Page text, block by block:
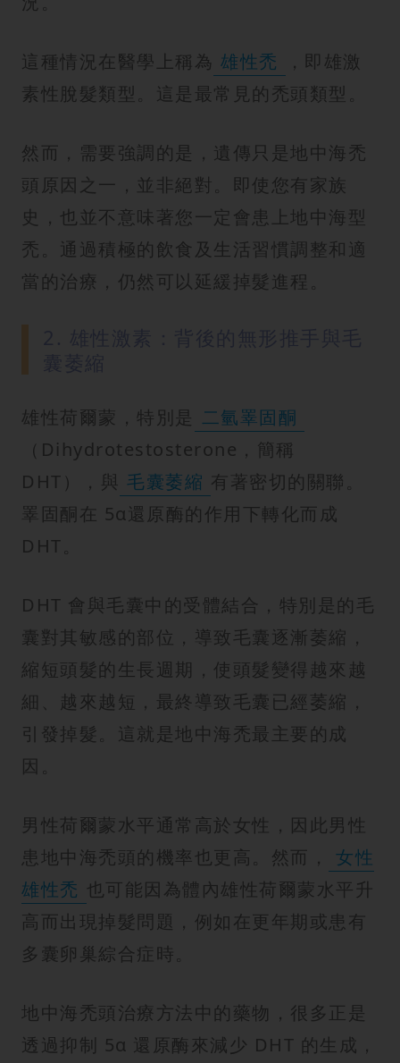
這種情況在醫學上稱為 雄性禿
，即雄激
素性脫髮類型。這是最常見的禿頭類型。
然而，需要強調的是，遺傳只是地中海禿
頭原因之一，並非絕對。即使您有家族
史，也並不意味著您一定會患上地中海型
禿。通過積極的飲食及生活習慣調整和適
當的治療，仍然可以延緩掉髮進程。
雄性荷爾蒙，特別是 二氫睪固酮
（Dihydrotestosterone，簡稱
DHT），與 毛囊萎縮 有著密切的關聯。
睪固酮在 5α還原酶的作用下轉化而成
DHT。
DHT 會與毛囊中的受體結合，特別是的毛
囊對其敏感的部位，導致毛囊逐漸萎縮，
縮短頭髮的生長週期，使頭髮變得越來越
細、越來越短，最終導致毛囊已經萎縮，
引發掉髮。這就是地中海禿最主要的成
因。
男性荷爾蒙水平通常高於女性，因此男性
患地中海禿頭的機率也更高。然而，
女性
雄性禿 也可能因為體內雄性荷爾蒙水平升
高而出現掉髮問題，例如在更年期或患有
多囊卵巢綜合症時。
地中海禿頭治療方法中的藥物，很多正是
透過抑制 5α 還原酶來減少 DHT 的生成，